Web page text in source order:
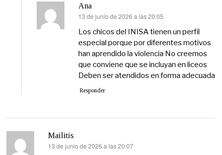
Ana
dice:
13 de junio de 2026 a las 20:05
Los chicos del INISA tienen un perfil
especial porque por diferentes motivos
han aprendido la violencia No creemos
que conviene que se incluyan en liceos
Deben ser atendidos en forma adecuada
Responder
Mailitis
dice:
13 de junio de 2026 a las 20:07